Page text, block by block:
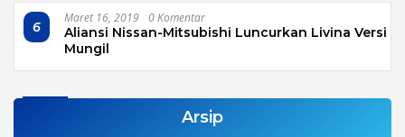
6
Maret 16, 2019 0 Komentar
Aliansi Nissan-Mitsubishi Luncurkan Livina Versi
Mungil
Arsip